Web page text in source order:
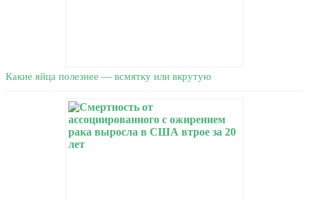
Какие яйца полезнее — всмятку или вкрутую